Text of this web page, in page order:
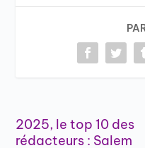
2025, le top 10 des
rédacteurs : Salem